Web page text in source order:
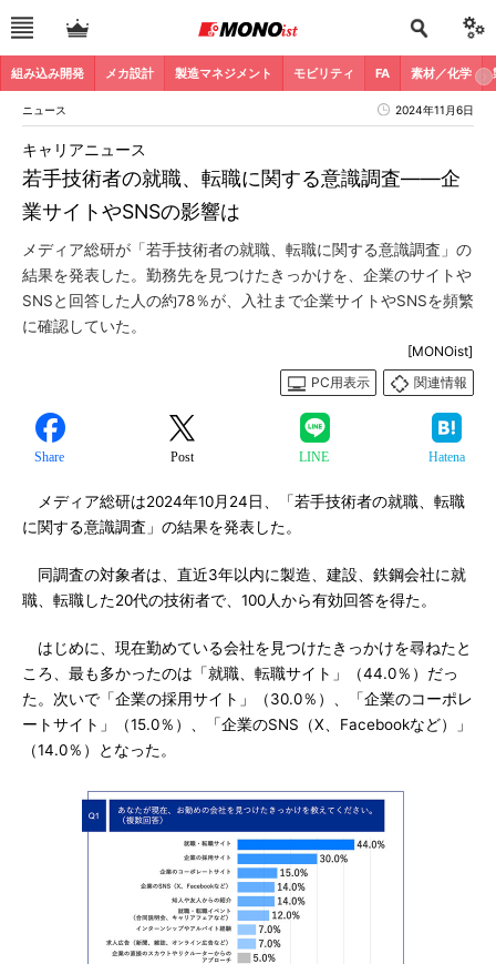
組み込み開発 メカ設計 製造マネジメント モビリティ FA 素材／化学
ニュース 2024年11月6日
若手技術者の就職、転職に関する意識調査――企
業サイトやSNSの影響は
キャリアニュース
メディア総研が「若手技術者の就職、転職に関する意識調査」の
結果を発表した。勤務先を見つけたきっかけを、企業のサイトや
SNSと回答した人の約78％が、入社まで企業サイトやSNSを頻繁
に確認していた。
[MONOist]
PC用表示
関連情報
Share Post LINE Hatena
メディア総研は2024年10月24日、「若手技術者の就職、転職
に関する意識調査」の結果を発表した。
同調査の対象者は、直近3年以内に製造、建設、鉄鋼会社に就
職、転職した20代の技術者で、100人から有効回答を得た。
はじめに、現在勤めている会社を見つけたきっかけを尋ねたと
ころ、最も多かったのは「就職、転職サイト」（44.0％）だっ
た。次いで「企業の採用サイト」（30.0％）、「企業のコーポレ
ートサイト」（15.0％）、「企業のSNS（X、Facebookなど）」
（14.0％）となった。